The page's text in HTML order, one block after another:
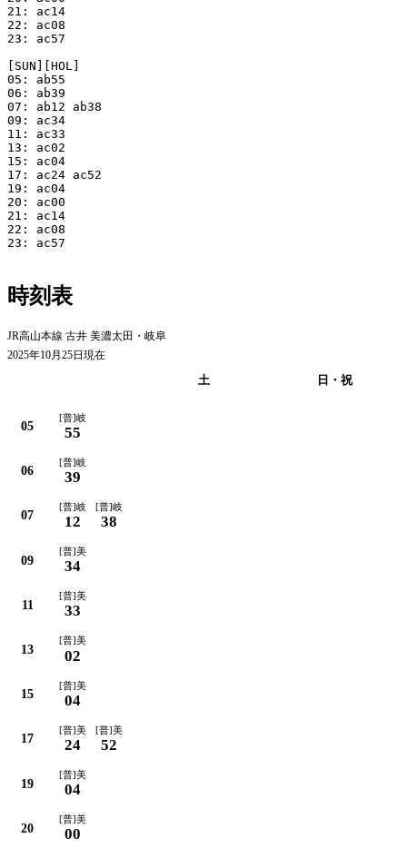
21: ac14
22: ac08
23: ac57
[SUN][HOL]
05: ab55
06: ab39
07: ab12 ab38
09: ac34
11: ac33
13: ac02
15: ac04
17: ac24 ac52
19: ac04
20: ac00
21: ac14
22: ac08
23: ac57
時刻表
JR高山本線 古井 美濃太田・岐阜
2025年10月25日現在
土 日・祝
05
[普]岐
55
06
[普]岐
39
07
[普]岐
12
[普]岐
38
09
[普]美
34
11
[普]美
33
13
[普]美
02
15
[普]美
04
17
[普]美
24
[普]美
52
19
[普]美
04
20
[普]美
00